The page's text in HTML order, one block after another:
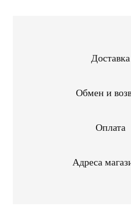
Доставка
Обмен и
Оплата
Адреса